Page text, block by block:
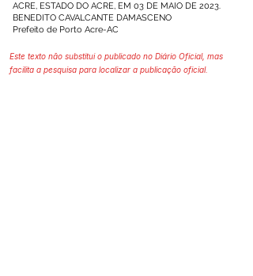
ACRE, ESTADO DO ACRE, EM 03 DE MAIO DE 2023.
BENEDITO CAVALCANTE DAMASCENO
Prefeito de Porto Acre-AC
Este texto não substitui o publicado no Diário Oficial, mas
facilita a pesquisa para localizar a publicação oficial.